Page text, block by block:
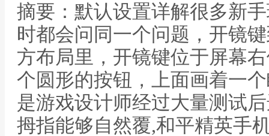
摘要：默认设置详解很多新
时都会问同一个问题，开镜
方布局里，开镜键位于屏幕
个圆形的按钮，上面画着一
是游戏设计师经过大量测试
拇指能够自然覆,和平精英手